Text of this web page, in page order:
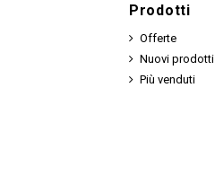
Prodotti
Offerte
Nuovi prodotti
Più venduti